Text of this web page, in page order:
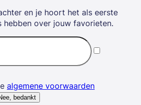
en je hoort het als eerste
hebben over jouw favorieten.
algemene voorwaarden
bedankt